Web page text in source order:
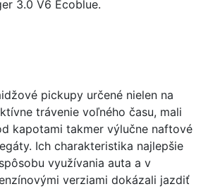
3.0 V6 Ecoblue.
pickupy určené nielen na
trávenie voľného času, mali
kapotami takmer výlučne naftové
Ich charakteristika najlepšie
využívania auta a v
verziami dokázali jazdiť